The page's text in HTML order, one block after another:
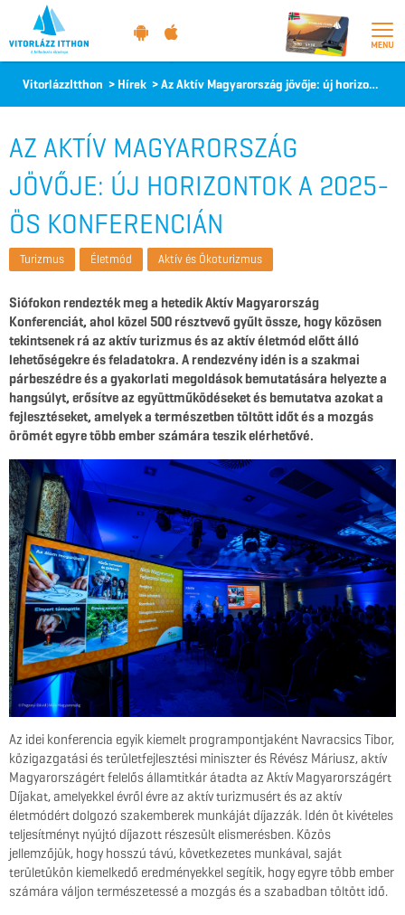
Vitorlázz
itthon
VitorlázzItthon > Hírek >Az Aktív Magyarország jövője: új horizontok a 2025-ös konferencián
AZ AKTÍV MAGYARORSZÁG
JÖVŐJE: ÚJ HORIZONTOK A 2025-
ÖS KONFERENCIÁN
Turizmus Életmód Aktív és Ökoturizmus
Siófokon rendezték meg a hetedik Aktív Magyarország
Konferenciát, ahol közel 500 résztvevő gyűlt össze, hogy közösen
tekintsenek rá az aktív turizmus és az aktív életmód előtt álló
lehetőségekre és feladatokra. A rendezvény idén is a szakmai
párbeszédre és a gyakorlati megoldások bemutatására helyezte a
hangsúlyt, erősítve az együttműködéseket és bemutatva azokat a
fejlesztéseket, amelyek a természetben töltött időt és a mozgás
örömét egyre több ember számára teszik elérhetővé.
Az idei konferencia egyik kiemelt programpontjaként Navracsics Tibor,
közigazgatási és területfejlesztési miniszter és Révész Máriusz, aktív
Magyarországért felelős államtitkár átadta az Aktív Magyarországért
Díjakat, amelyekkel évről évre az aktív turizmusért és az aktív
életmódért dolgozó szakemberek munkáját díjazzák. Idén öt kivételes
teljesítményt nyújtó díjazott részesült elismerésben. Közös
jellemzőjük, hogy hosszú távú, következetes munkával, saját
területükön kiemelkedő eredményekkel segítik, hogy egyre több ember
számára váljon természetessé a mozgás és a szabadban töltött idő.